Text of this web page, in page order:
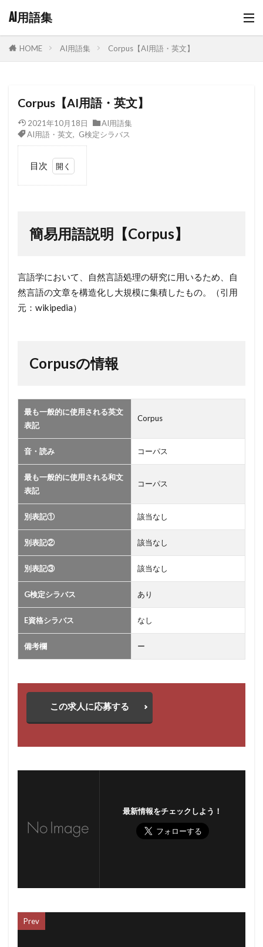
AI用語集
HOME AI用語集 Corpus【AI用語・英文】
Corpus【AI用語・英文】
2021年10月18日
AI用語集
AI用語・英文
G検定シラバス
目次
2
簡易用語説明【Corpus】
言語学において、自然言語処理の研究に用いるため、自
然言語の文章を構造化し大規模に集積したもの。（引用
元：wikipedia）
Corpusの情報
最も一般的に使用される英文
表記
Corpus
音・読み コーパス
最も一般的に使用される和文
表記
コーパス
別表記① 該当なし
別表記② 該当なし
別表記③ 該当なし
G検定シラバス あり
E資格シラバス なし
備考欄 ー
この求人に応募する
最新情報をチェックしよう！
Prev